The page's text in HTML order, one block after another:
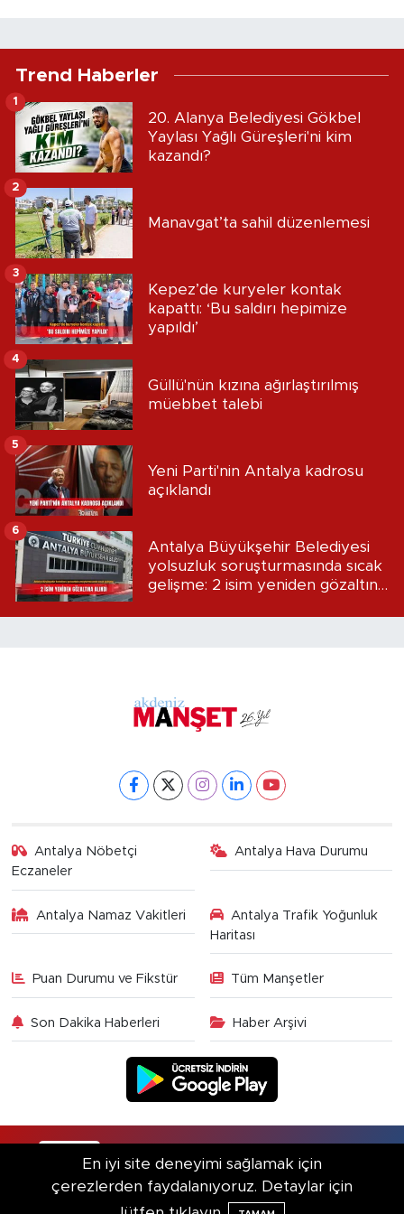
Trend Haberler
20. Alanya Belediyesi Gökbel
Yaylası Yağlı Güreşleri'ni kim
kazandı?
1
Manavgat’ta sahil düzenlemesi
2
Kepez’de kuryeler kontak
kapattı: ‘Bu saldırı hepimize
yapıldı’
3
Güllü'nün kızına ağırlaştırılmış
müebbet talebi
4
Yeni Parti'nin Antalya kadrosu
açıklandı
5
Antalya Büyükşehir Belediyesi
yolsuzluk soruşturmasında sıcak
gelişme: 2 isim yeniden gözaltına
6
Antalya Nöbetçi
Eczaneler
Antalya Hava Durumu
Antalya Namaz Vakitleri
Antalya Trafik Yoğunluk
Haritası
Puan Durumu ve Fikstür Tüm Manşetler
Son Dakika Haberleri Haber Arşivi
Haber Yazılımı:TE Bilişim
En iyi site deneyimi sağlamak için
çerezlerden faydalanıyoruz. Detaylar için